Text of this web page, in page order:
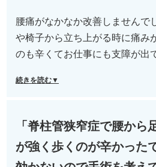
腰痛がなかなか改善しませんで
や椅子から立ち上がる時に痛み
のも辛くてお仕事にも支障が出
続きを読む▼
「脊柱管狭窄症で腰から
が強く歩くのが辛かった